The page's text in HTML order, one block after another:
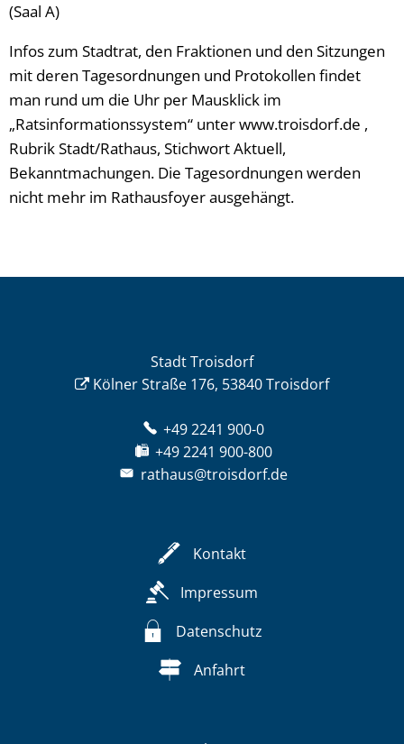
(Saal A)
Infos zum Stadtrat, den Fraktionen und den Sitzungen
mit deren Tagesordnungen und Protokollen findet
man rund um die Uhr per Mausklick im
„Ratsinformationssystem“ unter www.troisdorf.de ,
Rubrik Stadt/Rathaus, Stichwort Aktuell,
Bekanntmachungen. Die Tagesordnungen werden
nicht mehr im Rathausfoyer ausgehängt.
Stadt Troisdorf
Kölner Straße 176, 53840 Troisdorf
+49 2241 900-0
+49 2241 900-800
rathaus@troisdorf.de
Kontakt
Impressum
Datenschutz
Anfahrt